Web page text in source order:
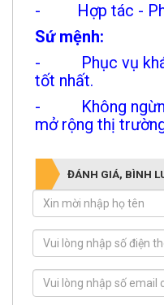
- Hợp tác -
Sứ mệnh:
- Phục vụ
tốt nhất.
- Không ngừng
mở rộng thị
ĐÁNH GIÁ, BÌNH